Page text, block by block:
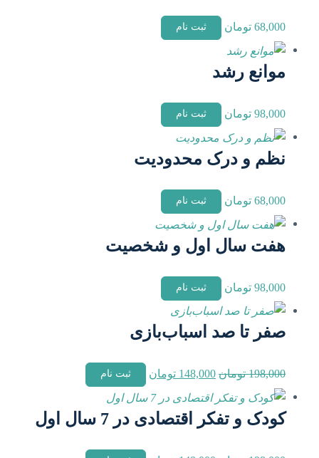
68,000 تومان ثبت نام
موانع رشد
98,000 تومان ثبت نام
نظم و درک محدودیت
68,000 تومان ثبت نام
هفت سال اول و شخصیت
98,000 تومان ثبت نام
صفر تا صد اسباب‌بازی
198,000 تومان قیمت
اصلی
198,000 تومان
بود.
148,000 تومان قیمت
فعلی
148,000 تومان
است.
ثبت نام
کودک و تفکر اقتصادی در 7 سال اول